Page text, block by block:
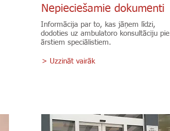
Nepieciešamie dokumenti
Informācija par to, kas jāņem līdzi,
dodoties uz ambulatoro konsultāciju pie
ārstiem speciālistiem.
> Uzzināt vairāk